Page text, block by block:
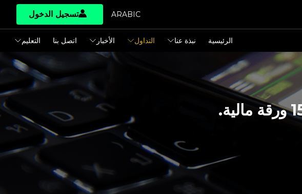
ARABIC تسجيل الدخول
الرئيسية نبذة عنا التداول الأخبار اتصل بنا التعليم